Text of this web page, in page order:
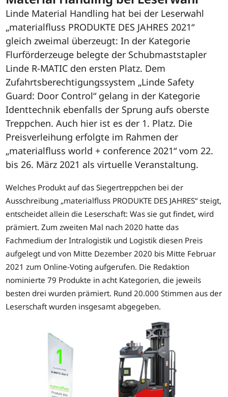
Linde Material Handling hat bei der Leserwahl
„materialfluss PRODUKTE DES JAHRES 2021“
gleich zweimal überzeugt: In der Kategorie
Flurförderzeuge belegte der Schubmaststapler
Linde R-MATIC den ersten Platz. Dem
Zufahrtsberechtigungssystem „Linde Safety
Guard: Door Control“ gelang in der Kategorie
Identtechnik ebenfalls der Sprung aufs oberste
Treppchen. Auch hier ist es der 1. Platz. Die
Preisverleihung erfolgte im Rahmen der
„materialfluss world + conference 2021“ vom 22.
bis 26. März 2021 als virtuelle Veranstaltung.
Welches Produkt auf das Siegertreppchen bei der
Ausschreibung „materialfluss PRODUKTE DES JAHRES“ steigt,
entscheidet allein die Leserschaft: Was sie gut findet, wird
prämiert. Zum zweiten Mal nach 2020 hatte das
Fachmedium der Intralogistik und Logistik diesen Preis
aufgelegt und von Mitte Dezember 2020 bis Mitte Februar
2021 zum Online-Voting aufgerufen. Die Redaktion
nominierte 79 Produkte in acht Kategorien, die jeweils
besten drei wurden prämiert. Rund 20.000 Stimmen aus der
Leserschaft wurden insgesamt abgegeben.